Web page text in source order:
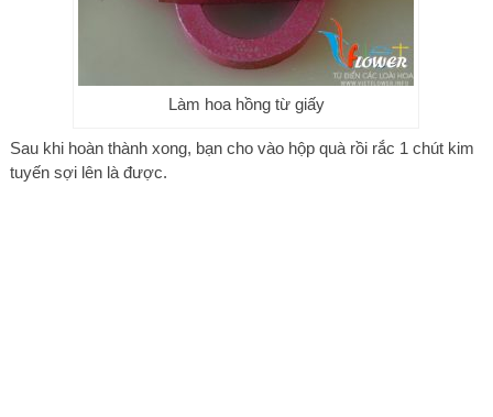
Làm hoa hồng từ giấy
Sau khi hoàn thành xong, bạn cho vào hộp quà rồi rắc 1 chút kim
tuyến sợi lên là được.